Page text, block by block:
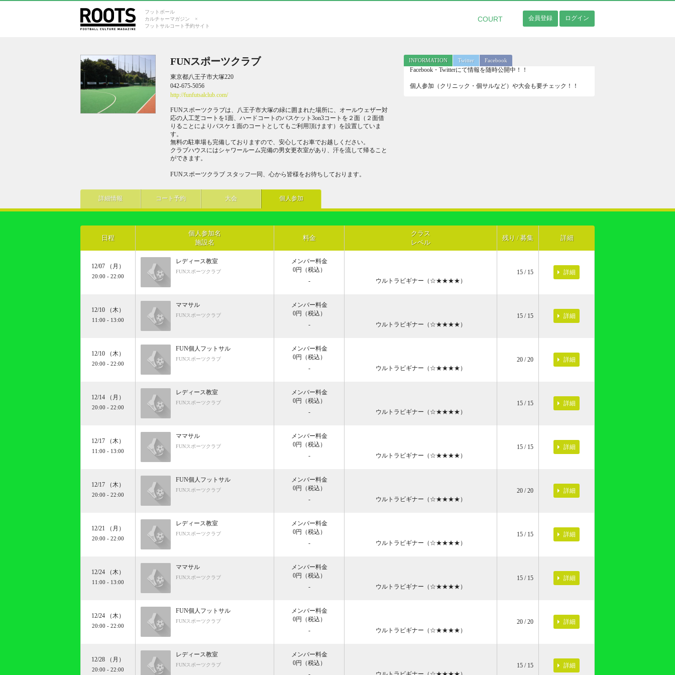
フットボール
カルチャーマガジン ×
フットサルコート予約サイト
会員登録 ログイン
COURT
FUNスポーツクラブ
東京都八王子市大塚220
042-675-5056
http://funfutsalclub.com/
FUNスポーツクラブは、八王子市大塚の緑に囲まれた場所に、オールウェザー対
応の人工芝コートを1面、ハードコートのバスケット3on3コートを２面（２面借
りることによりバスケ１面のコートとしてもご利用頂けます）を設置していま
す。
無料の駐車場も完備しておりますので、安心してお車でお越しください。
クラブハウスにはシャワールーム完備の男女更衣室があり、汗を流して帰ること
ができます。
FUNスポーツクラブ スタッフ一同、心から皆様をお待ちしております。
INFORMATION Twitter Facebook
Facebook・Twitterにて情報を随時公開中！！
個人参加（クリニック・個サルなど）や大会も要チェック！！
詳細情報 コート予約 大会 個人参加
日程
個人参加名
施設名
料金
クラス
レベル
残り / 募集 詳細
12/07 （月）
20:00 - 22:00
レディース教室
FUNスポーツクラブ
メンバー料金
0円
（税込）
-
ウルトラビギナー（☆★★★★）
15 / 15 詳細
12/10 （木）
11:00 - 13:00
ママサル
FUNスポーツクラブ
メンバー料金
0円
（税込）
-
ウルトラビギナー（☆★★★★）
15 / 15 詳細
12/10 （木）
20:00 - 22:00
FUN個人フットサル
FUNスポーツクラブ
メンバー料金
0円
（税込）
-
ウルトラビギナー（☆★★★★）
20 / 20 詳細
12/14 （月）
20:00 - 22:00
レディース教室
FUNスポーツクラブ
メンバー料金
0円
（税込）
-
ウルトラビギナー（☆★★★★）
15 / 15 詳細
12/17 （木）
11:00 - 13:00
ママサル
FUNスポーツクラブ
メンバー料金
0円
（税込）
-
ウルトラビギナー（☆★★★★）
15 / 15 詳細
12/17 （木）
20:00 - 22:00
FUN個人フットサル
FUNスポーツクラブ
メンバー料金
0円
（税込）
-
ウルトラビギナー（☆★★★★）
20 / 20 詳細
12/21 （月）
20:00 - 22:00
レディース教室
FUNスポーツクラブ
メンバー料金
0円
（税込）
-
ウルトラビギナー（☆★★★★）
15 / 15 詳細
12/24 （木）
11:00 - 13:00
ママサル
FUNスポーツクラブ
メンバー料金
0円
（税込）
-
ウルトラビギナー（☆★★★★）
15 / 15 詳細
12/24 （木）
20:00 - 22:00
FUN個人フットサル
FUNスポーツクラブ
メンバー料金
0円
（税込）
-
ウルトラビギナー（☆★★★★）
20 / 20 詳細
12/28 （月）
20:00 - 22:00
レディース教室
FUNスポーツクラブ
メンバー料金
0円
（税込）
15 / 15 詳細